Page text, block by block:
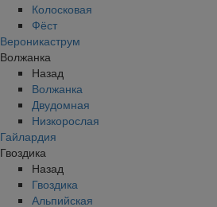
Колосковая
Фёст
Вероникаструм
Волжанка
Назад
Волжанка
Двудомная
Низкорослая
Гайлардия
Гвоздика
Назад
Гвоздика
Альпийская